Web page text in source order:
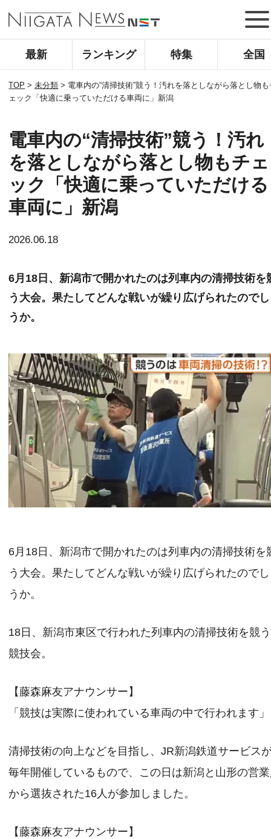
最新 ランキング 特集 全国
TOP >未分類 > 電車内の“清掃技術”競う！汚れを落としながら落とし物も
ェック「快適に乗っていただける車両に」新潟
電車内の“清掃技術”競う！汚れ
を落としながら落とし物もチェ
ック「快適に乗っていただける
車両に」新潟
2026.06.18
6月18日、新潟市で開かれたのは列車内の清掃技術を
う大会。果たしてどんな戦いが繰り広げられたので
うか。
6月18日、新潟市で開かれたのは列車内の清掃技術を
う大会。果たしてどんな戦いが繰り広げられたので
うか。
18日、新潟市東区で行われた列車内の清掃技術を競う
競技会。
【藤森麻友アナウンサー】
「競技は実際に使われている車両の中で行われます」
清掃技術の向上などを目指し、JR新潟鉄道サービス
毎年開催しているもので、この日は新潟と山形の営
から選抜された16人が参加しました。
【藤森麻友アナウンサー】